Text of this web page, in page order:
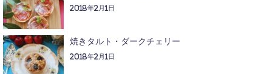
2018年2月1日
焼きタルト・ダークチェリー
2018年2月1日